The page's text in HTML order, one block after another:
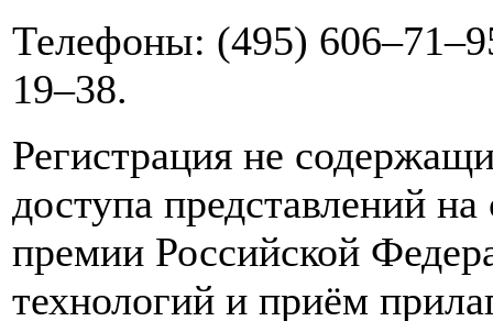
Телефоны: (495)
19–38.
Регистрация не
доступа представлений
премии Российской
технологий и приём